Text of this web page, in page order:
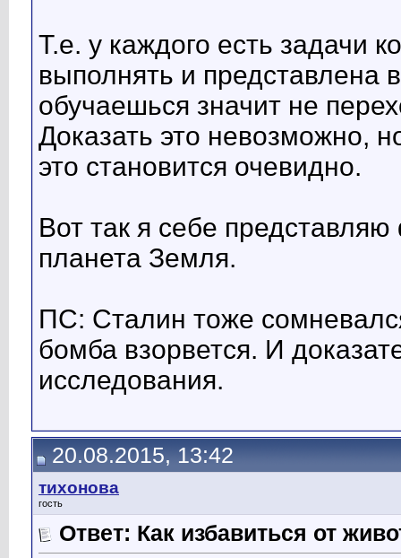
Т.е. у каждого есть задачи
выполнять и представлена
обучаешься значит не
Доказать это невозможно,
это становится очевидно.
Вот так я себе
планета Земля.
ПС: Сталин тоже
бомба взорвется. И
исследования.
20.08.2015, 13:42
тихонова
гость
Ответ: Как избавиться от